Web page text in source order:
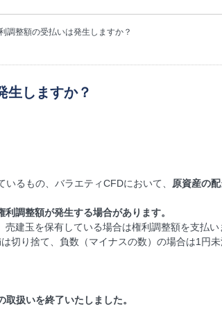
調整額の受払いは発生しますか？
生しますか？
るもの、バラエティCFDにおいて、 原資産の
調整額が発生する場合があります。
建玉を保有している場合は権利調整額を支払い
り捨て、負数（マイナスの数）の場合は1円未
扱いを終了いたしました。